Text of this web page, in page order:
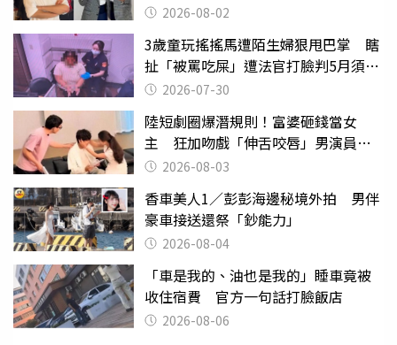
2026-08-02
3歲童玩搖搖馬遭陌生婦狠甩巴掌 瞎
扯「被罵吃屎」遭法官打臉判5月須入
監 2026-07-30
陸短劇圈爆潛規則！富婆砸錢當女
主 狂加吻戲「伸舌咬唇」男演員崩
潰 2026-08-03
香車美人1／彭彭海邊秘境外拍 男伴
豪車接送還祭「鈔能力」
2026-08-04
「車是我的、油也是我的」睡車竟被
收住宿費 官方一句話打臉飯店
2026-08-06